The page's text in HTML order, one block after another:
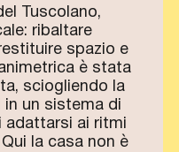
Tuscolano,
ribaltare
spazio e
è stata
sciogliendo la
in un sistema di
adattarsi ai ritmi
la casa non è